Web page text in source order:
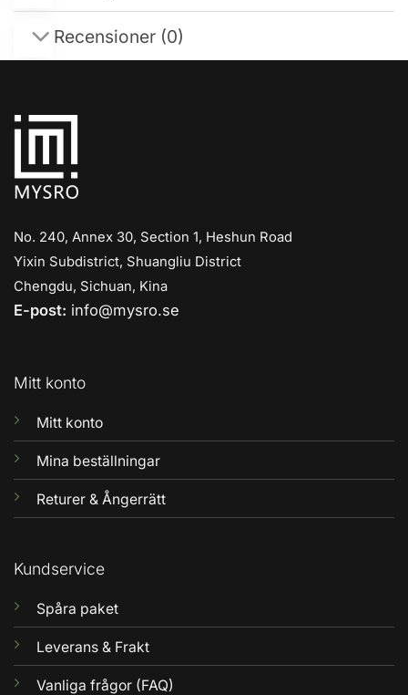
Recensioner (0)
No. 240, Annex 30, Section 1, Heshun Road
Yixin Subdistrict, Shuangliu District
Chengdu, Sichuan, Kina
E-post: info@mysro.se
Mitt konto
Mitt konto
Mina beställningar
Returer & Ångerrätt
Kundservice
Spåra paket
Leverans & Frakt
Vanliga frågor (FAQ)